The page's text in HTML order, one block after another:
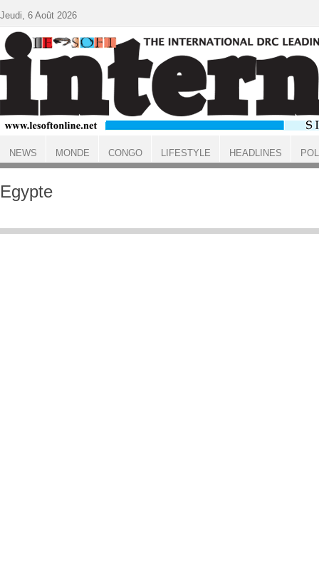
ACCUEIL
Egypte
Jeudi, 6 Août 2026
NEWS MONDE CONGO LIFESTYLE HEADLINES